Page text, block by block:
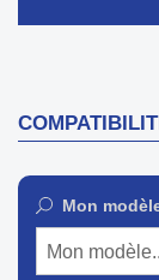
Mon
Mon